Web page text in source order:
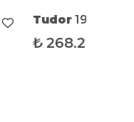
Tudor 1926
₺ 268.273,69